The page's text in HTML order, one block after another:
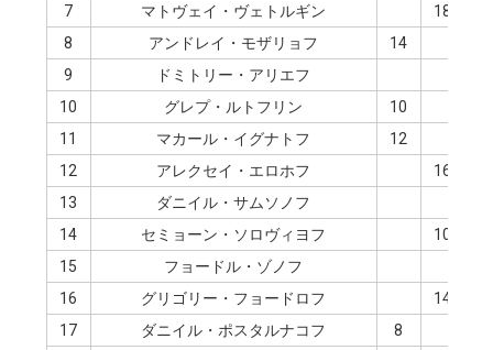
7
マトヴェイ・ヴェトルギン
18
8
アンドレイ・モザリョフ
14
9
ドミトリー・アリエフ
10
グレプ・ルトフリン
10
11
マカール・イグナトフ
12
12
アレクセイ・エロホフ
16
13
ダニイル・サムソノフ
14
セミョーン・ソロヴィヨフ
10
15
フョードル・ゾノフ
16
グリゴリー・フョードロフ
14
17
ダニイル・ポスタルナコフ
8